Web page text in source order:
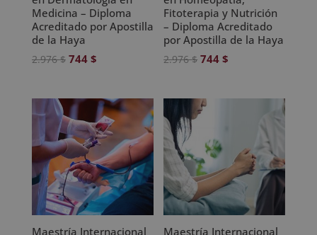
Medicina – Diploma
Acreditado por Apostilla
de la Haya
2.976$ El
original
era:
2.976 $.
744 $El
actual
es:
744 $.
Fitoterapia y Nutrición
– Diploma Acreditado
por Apostilla de la Haya
2.976$ El
original
era:
744$
actual
Maestría Internacional
Maestría Internacional